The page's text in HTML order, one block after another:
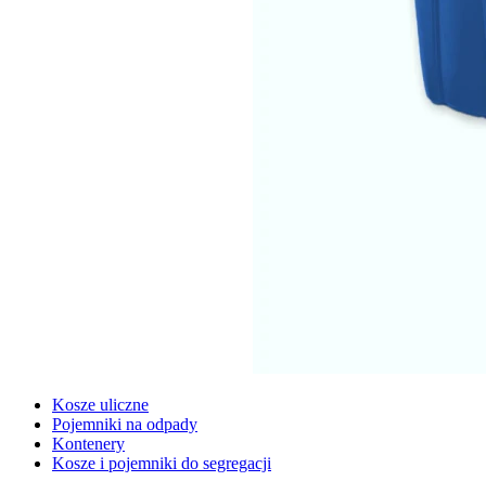
Kosze uliczne
Pojemniki na odpady
Kontenery
Kosze i pojemniki do segregacji